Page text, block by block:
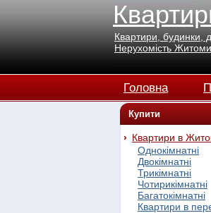
Квартири, будинки,
Нерухомість
Головна
Купити
Квартири в
Однокімнатні
Двокімнатні
Трикімнатні
Чотирикімнатні
Багатокімнатні
Квартири в